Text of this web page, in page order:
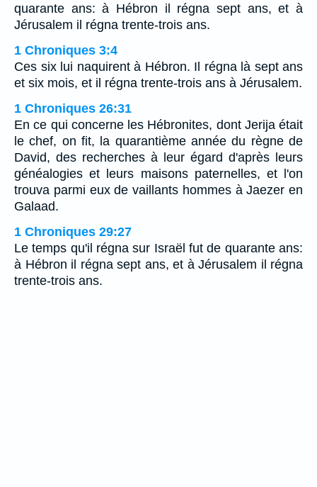
quarante ans: à Hébron il régna sept ans, et à
Jérusalem il régna trente-trois ans.
1 Chroniques 3:4
Ces six lui naquirent à Hébron. Il régna là sept ans
et six mois, et il régna trente-trois ans à Jérusalem.
1 Chroniques 26:31
En ce qui concerne les Hébronites, dont Jerija était
le chef, on fit, la quarantième année du règne de
David, des recherches à leur égard d'après leurs
généalogies et leurs maisons paternelles, et l'on
trouva parmi eux de vaillants hommes à Jaezer en
Galaad.
1 Chroniques 29:27
Le temps qu'il régna sur Israël fut de quarante ans:
à Hébron il régna sept ans, et à Jérusalem il régna
trente-trois ans.